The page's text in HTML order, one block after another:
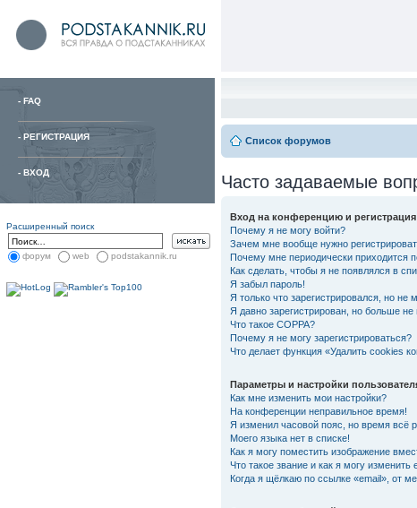
- FAQ
- РЕГИСТРАЦИЯ
- ВХОД
Расширенный поиск
форум web podstakannik.ru
Список форумов
Часто задаваемые
Вход на конференцию и регистрация
Почему я не могу войти?
Зачем мне вообще нужно
Почему мне периодически приходится
Как сделать, чтобы я не появлялся в
Я забыл пароль!
Я только что зарегистрировался, но не
Я давно зарегистрирован, но больше не
Что такое COPPA?
Почему я не могу зарегистрироваться?
Что делает функция «Удалить cookies
Параметры и настройки
Как мне изменить мои настройки?
На конференции неправильное время!
Я изменил часовой пояс, но время всё
Моего языка нет в списке!
Как я могу поместить изображение
Что такое звание и как я могу изменить
Когда я щёлкаю по ссылке «email», от